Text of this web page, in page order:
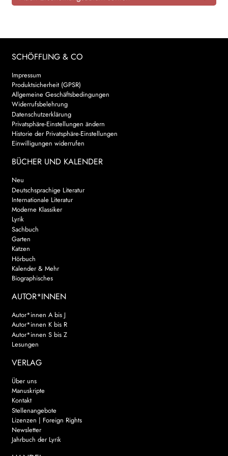
NEWSLETTER
Search:
SCHÖFFLING & CO
Impressum
Produktsicherheit (GPSR)
Allgemeine Geschäftsbedingungen
Widerrufsbelehrung
Datenschutzerklärung
Privatsphäre-Einstellungen ändern
Historie der Privatsphäre-Einstellungen
Einwilligungen widerrufen
BÜCHER UND KALENDER
Neu
Deutschsprachige Literatur
Internationale Literatur
Moderne Klassiker
Lyrik
Sachbuch
Garten
Katzen
Hörbuch
Kalender & Mehr
Biographisches
AUTOR*INNEN
Autor*innen A bis J
Autor*innen K bis R
Autor*innen S bis Z
Lesungen
VERLAG
Über uns
Manuskripte
Kontakt
Stellenangebote
Lizenzen | Foreign Rights
Newsletter
Jahrbuch der Lyrik